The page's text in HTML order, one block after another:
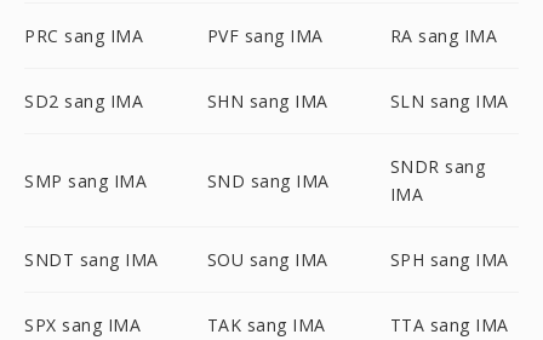
PRC sang IMA PVF sang IMA RA sang IMA
SD2 sang IMA SHN sang IMA SLN sang IMA
SMP sang IMA SND sang IMA
SNDR sang
IMA
SNDT sang IMA SOU sang IMA SPH sang IMA
SPX sang IMA TAK sang IMA TTA sang IMA